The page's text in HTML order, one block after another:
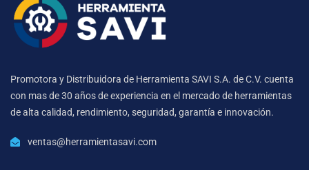
Promotora y Distribuidora de Herramienta SAVI S.A. de C.V. cuenta
con mas de 30 años de experiencia en el mercado de herramientas
de alta calidad, rendimiento, seguridad, garantía e innovación.
ventas@herramientasavi.com